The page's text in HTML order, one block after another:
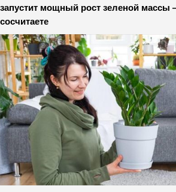
запустит мощный рост зеленой массы
сосчитаете